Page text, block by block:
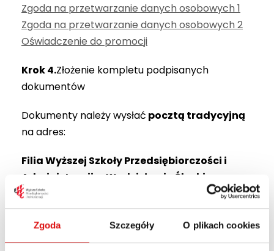
Zgoda Szczegóły O plikach cookies
Zgoda na przetwarzanie danych osobowych 1
Zgoda na przetwarzanie danych osobowych 2
Oświadczenie do promocji
Krok 4.Złożenie kompletu podpisanych
dokumentów
Dokumenty należy wysłać pocztą tradycyjną
na adres:
Filia Wyższej Szkoły Przedsiębiorczości i
Administracji w Wodzisławiu Śląskim
ul. 1-go Maja 23b
44–304 Wodzisław Śląski
pok. 100